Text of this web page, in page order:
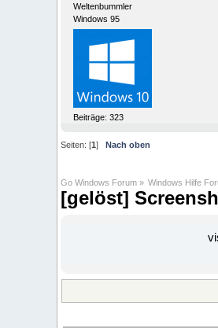
Weltenbummler
Windows 95
Beiträge: 323
Seiten: [1] Nach oben
Go Windows Forum » Windows Hilfe
[gelöst]